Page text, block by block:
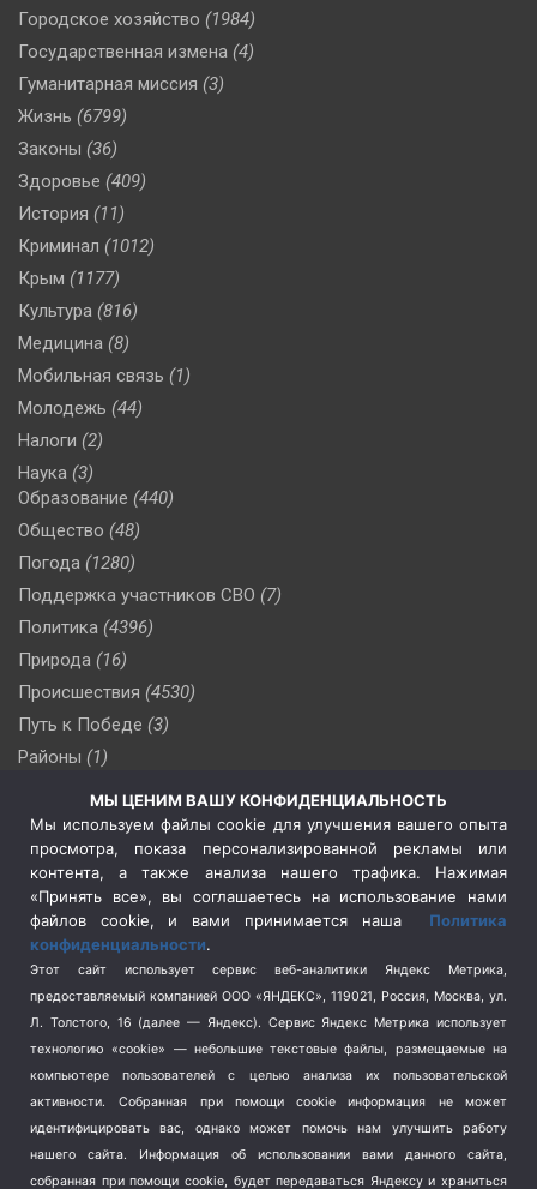
Городское хозяйство (1984)
Государственная измена (4)
Гуманитарная миссия (3)
Жизнь (6799)
Законы (36)
Здоровье (409)
История (11)
Криминал (1012)
Крым (1177)
Культура (816)
Медицина (8)
Мобильная связь (1)
Молодежь (44)
Налоги (2)
Наука (3)
Образование (440)
Общество (48)
Погода (1280)
Поддержка участников СВО (7)
Политика (4396)
Природа (16)
Происшествия (4530)
Путь к Победе (3)
Районы (1)
(510)
Сельское хозяйство (3)
Социальная политика
(3)
Спецоперация в Украине
Спецоперация на Украине
(404)
Спорт (740)
Терроризм (1)
Транспорт (262)
Туризм (178)
Школа и спорт (2)
МЫ ЦЕНИМ ВАШУ КОНФИДЕНЦИАЛЬНОСТЬ
Мы используем файлы cookie для улучшения вашего опыта
просмотра, показа персонализированной рекламы или
контента, а также анализа нашего трафика. Нажимая
«Принять все», вы соглашаетесь на использование нами
файлов cookie, и вами принимается наша Политика
конфиденциальности.
Этот сайт использует сервис веб-аналитики Яндекс Метрика,
предоставляемый компанией ООО «ЯНДЕКС», 119021, Россия, Москва, ул.
Л. Толстого, 16 (далее — Яндекс). Сервис Яндекс Метрика использует
технологию «cookie» — небольшие текстовые файлы, размещаемые на
компьютере пользователей с целью анализа их пользовательской
активности.
Собранная при помощи cookie информация не может
идентифицировать вас, однако может помочь нам улучшить работу
нашего сайта. Информация об использовании вами данного сайта,
собранная при помощи cookie, будет передаваться Яндексу и храниться